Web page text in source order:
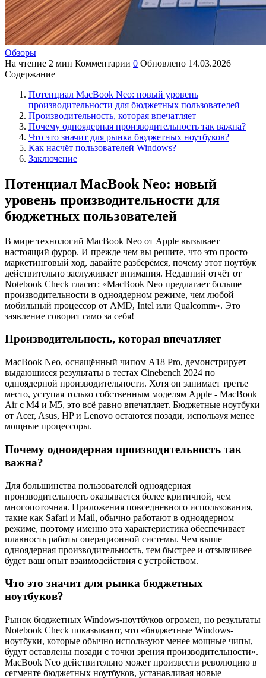
Обзоры
На чтение 2 мин Комментарии 0 Обновлено 14.03.2026
Содержание
Потенциал MacBook Neo: новый уровень
производительности для бюджетных пользователей
Производительность, которая впечатляет
Почему одноядерная производительность так важна?
Что это значит для рынка бюджетных ноутбуков?
Как насчёт пользователей Windows?
Заключение
Потенциал MacBook Neo: новый
уровень производительности для
бюджетных пользователей
В мире технологий MacBook Neo от Apple вызывает
настоящий фурор. И прежде чем вы решите, что это просто
маркетинговый ход, давайте разберёмся, почему этот ноутбук
действительно заслуживает внимания. Недавний отчёт от
Notebook Check гласит: «MacBook Neo предлагает больше
производительности в одноядерном режиме, чем любой
мобильный процессор от AMD, Intel или Qualcomm». Это
заявление говорит само за себя!
Производительность, которая впечатляет
MacBook Neo, оснащённый чипом A18 Pro, демонстрирует
выдающиеся результаты в тестах Cinebench 2024 по
одноядерной производительности. Хотя он занимает третье
место, уступая только собственным моделям Apple - MacBook
Air с M4 и M5, это всё равно впечатляет. Бюджетные ноутбуки
от Acer, Asus, HP и Lenovo остаются позади, используя менее
мощные процессоры.
Почему одноядерная производительность так
важна?
Для большинства пользователей одноядерная
производительность оказывается более критичной, чем
многопоточная. Приложения повседневного использования,
такие как Safari и Mail, обычно работают в одноядерном
режиме, поэтому именно эта характеристика обеспечивает
плавность работы операционной системы. Чем выше
одноядерная производительность, тем быстрее и отзывчивее
будет ваш опыт взаимодействия с устройством.
Что это значит для рынка бюджетных
ноутбуков?
Рынок бюджетных Windows-ноутбуков огромен, но результаты
Notebook Check показывают, что «бюджетные Windows-
ноутбуки, которые обычно используют менее мощные чипы,
будут оставлены позади с точки зрения производительности».
MacBook Neo действительно может произвести революцию в
сегменте бюджетных ноутбуков, устанавливая новые